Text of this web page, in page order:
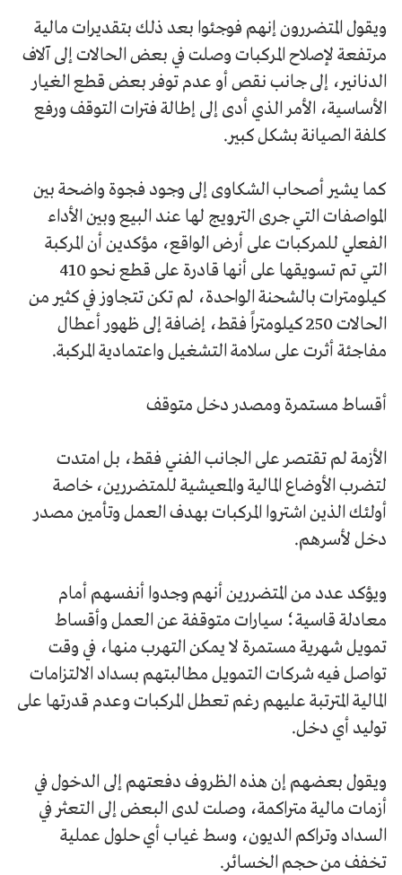
ويقول المتضررون إنهم فوجئوا بعد ذلك بتقديرات مالية
مرتفعة لإصلاح المركبات وصلت في بعض الحالات إلى آلاف
الدنانير، إلى جانب نقص أو عدم توفر بعض قطع الغيار
الأساسية، الأمر الذي أدى إلى إطالة فترات التوقف ورفع
كلفة الصيانة بشكل كبير.
كما يشير أصحاب الشكاوى إلى وجود فجوة واضحة بين
المواصفات التي جرى الترويج لها عند البيع وبين الأداء
الفعلي للمركبات على أرض الواقع، مؤكدين أن المركبة
التي تم تسويقها على أنها قادرة على قطع نحو 410
كيلومترات بالشحنة الواحدة، لم تكن تتجاوز في كثير من
الحالات 250 كيلومتراً فقط، إضافة إلى ظهور أعطال
مفاجئة أثرت على سلامة التشغيل واعتمادية المركبة.
أقساط مستمرة ومصدر دخل متوقف
الأزمة لم تقتصر على الجانب الفني فقط، بل امتدت
لتضرب الأوضاع المالية والمعيشية للمتضررين، خاصة
أولئك الذين اشتروا المركبات بهدف العمل وتأمين مصدر
دخل لأسرهم.
ويؤكد عدد من المتضررين أنهم وجدوا أنفسهم أمام
معادلة قاسية؛ سيارات متوقفة عن العمل وأقساط
تمويل شهرية مستمرة لا يمكن التهرب منها، في وقت
تواصل فيه شركات التمويل مطالبتهم بسداد الالتزامات
المالية المترتبة عليهم رغم تعطل المركبات وعدم قدرتها على
توليد أي دخل.
ويقول بعضهم إن هذه الظروف دفعتهم إلى الدخول في
أزمات مالية متراكمة، وصلت لدى البعض إلى التعثر في
السداد وتراكم الديون، وسط غياب أي حلول عملية
تخفف من حجم الخسائر.